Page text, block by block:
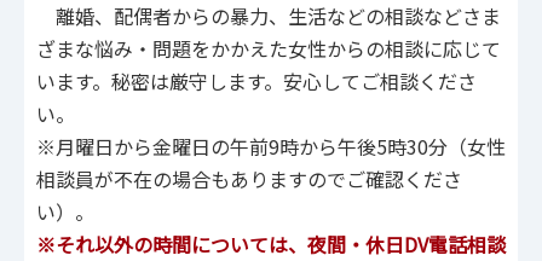
離婚、配偶者からの暴力、生活などの相談などさま
ざまな悩み・問題をかかえた女性からの相談に応じて
います。秘密は厳守します。安心してご相談くださ
い。
※月曜日から金曜日の午前9時から午後5時30分（女性
相談員が不在の場合もありますのでご確認くださ
い）。
※それ以外の時間については、夜間・休日DV電話相談